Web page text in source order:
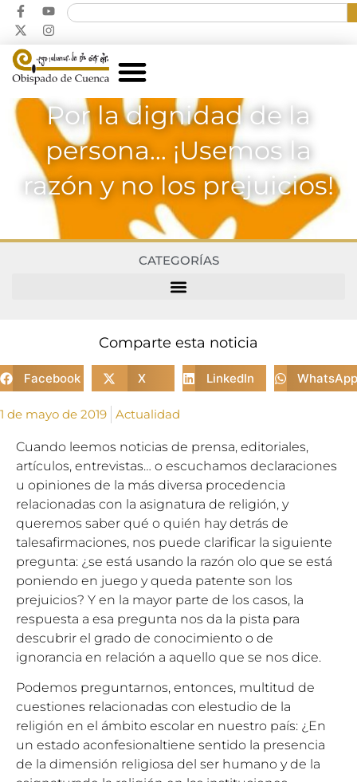
Por la dignidad de la
persona… ¡Usemos la
razón y no los prejuicios!
CATEGORÍAS
Comparte esta noticia
Facebook X LinkedIn WhatsApp
1 de mayo de 2019 Actualidad
Cuando leemos noticias de prensa, editoriales,
artículos, entrevistas… o escuchamos declaraciones
u opiniones de la más diversa procedencia
relacionadas con la asignatura de religión, y
queremos saber qué o quién hay detrás de
talesafirmaciones, nos puede clarificar la siguiente
pregunta: ¿se está usando la razón olo que se está
poniendo en juego y queda patente son los
prejuicios? Y en la mayor parte de los casos, la
respuesta a esa pregunta nos da la pista para
descubrir el grado de conocimiento o de
ignorancia en relación a aquello que se nos dice.
Podemos preguntarnos, entonces, multitud de
cuestiones relacionadas con elestudio de la
religión en el ámbito escolar en nuestro país: ¿En
un estado aconfesionaltiene sentido la presencia
de la dimensión religiosa del ser humano y de la